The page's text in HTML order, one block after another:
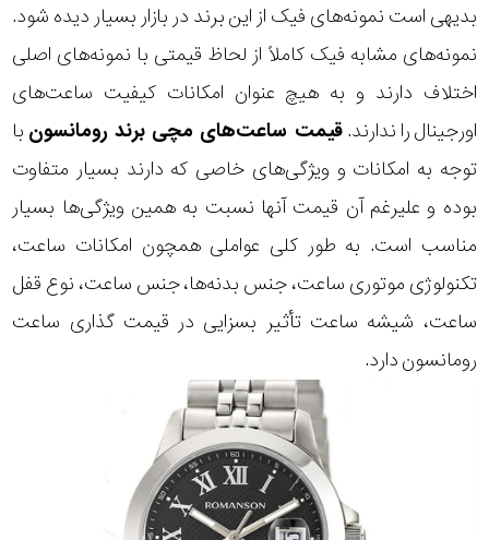
بدیهی است نمونه‌های فیک از این برند در بازار بسیار دیده شود.
نمونه‌های مشابه فیک کاملاً از لحاظ قیمتی با نمونه‌های اصلی
اختلاف دارند و به هیچ عنوان امکانات کیفیت ساعت‌های
اورجینال را ندارند.قیمت ساعت‌های مچی برند رومانسون با
توجه به امکانات و ویژگی‌های خاصی که دارند بسیار متفاوت
بوده و علیرغم آن قیمت آنها نسبت به همین ویژگی‌ها بسیار
مناسب است. به طور کلی عواملی همچون امکانات ساعت،
تکنولوژی موتوری ساعت، جنس بدنه‌ها، جنس ساعت، نوع قفل
ساعت، شیشه ساعت تأثیر بسزایی در قیمت گذاری ساعت
رومانسون دارد.